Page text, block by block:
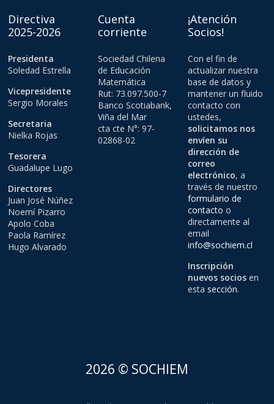
Directiva
2025-2026
Presidenta
Soledad Estrella
Vicepresidente
Sergio Morales
Secretaria
Nielka Rojas
Tesorera
Guadalupe Lugo
Directores
Juan José Núñez
Noemí Pizarro
Apolo Coba
Paola Ramírez
Hugo Alvarado
Cuenta
corriente
Sociedad Chilena
de Educación
Matemática
Rut: 73.097.500-7
Banco Scotiabank,
Viña del Mar
cta cte N°: 97-
02868-02
¡Atención
Socios!
Con el fin de
actualizar nuestra
base de datos y
mantener un fluido
contacto con
ustedes,
solicitamos nos
envíen su
dirección de
correo
electrónico, a
través de nuestro
formulario de
contacto o
directamente al
email
info@sochiem.cl
Inscripción
nuevos sociosen
esta sección.
2026 © SOCHIEM